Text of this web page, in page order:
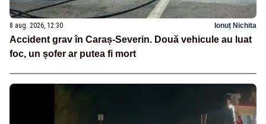
8 aug. 2026, 12:30 Ionuț Nichita
Accident grav în Caraș-Severin. Două vehicule au luat
foc, un șofer ar putea fi mort